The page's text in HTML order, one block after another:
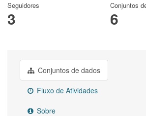
Seguidores
3
Conjuntos
6
Conjuntos de dados
Fluxo de Atividades
Sobre